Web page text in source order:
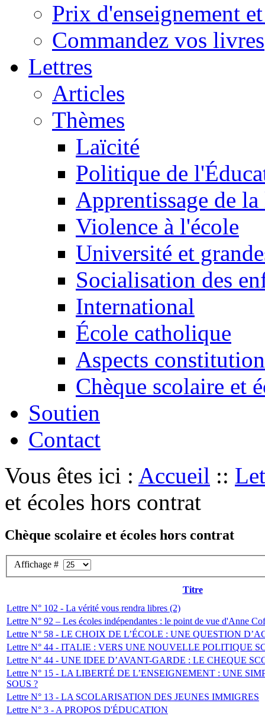
Prix d'enseignement
Commandez vos livres
Lettres
Articles
Thèmes
Laïcité
Politique de
Apprentissage de
Violence à l'école
Université et
Socialisation des
International
École catholique
Aspects
Chèque scolaire et
Soutien
Contact
Vous êtes ici : Accueil ::
et écoles hors contrat
Chèque scolaire et écoles hors contrat
Affichage #
Titre
Lettre N° 102 - La vérité vous rendra libres (2)
Lettre N° 92 – Les écoles indépendantes : le point de vue d'Anne
Lettre N° 58 - LE CHOIX DE L’ÉCOLE : UNE QUESTION
Lettre N° 44 - ITALIE : VERS UNE NOUVELLE POLITIQUE
Lettre N° 44 - UNE IDEE D’AVANT-GARDE : LE CHEQUE
Lettre N° 15 - LA LIBERTÉ DE L’ENSEIGNEMENT : UNE
SOUS ?
Lettre N° 13 - LA SCOLARISATION DES JEUNES IMMIGRES
Lettre N° 3 - A PROPOS D'ÉDUCATION